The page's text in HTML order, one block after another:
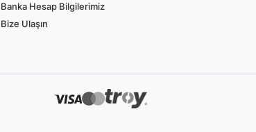
Banka Hesap Bilgilerimiz
Bize Ulaşın